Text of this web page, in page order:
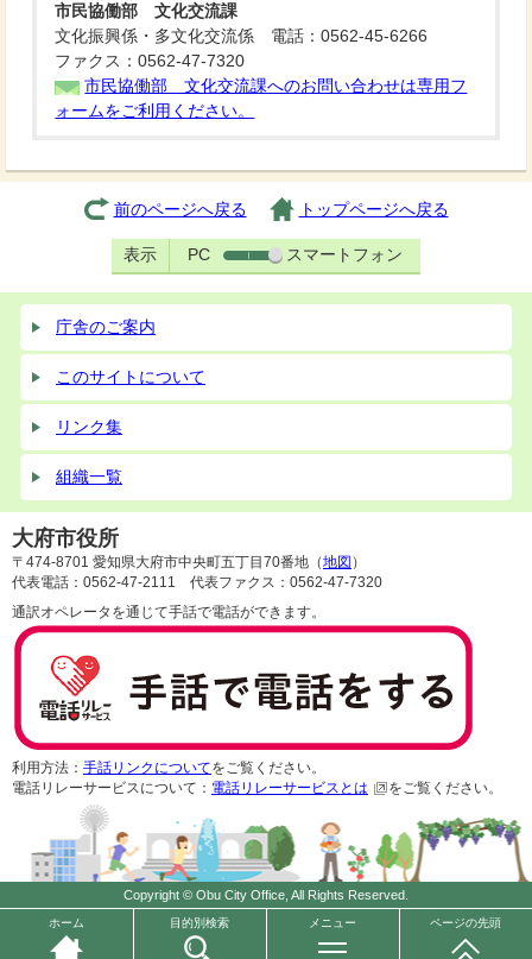
市民協働部 文化交流課
文化振興係・多文化交流係 電話：0562-45-6266
ファクス：0562-47-7320
市民協働部 文化交流課へのお問い合わせは専用フ
ォームをご利用ください。
前のページへ戻る トップページへ戻る
表示 PC スマートフォン
ホーム 目的別検索 メニュー ページの先頭
庁舎のご案内
このサイトについて
リンク集
組織一覧
大府市役所
〒474-8701 愛知県大府市中央町五丁目70番地（地図 ）
代表電話：0562-47-2111 代表ファクス：0562-47-7320
通訳オペレータを通じて手話で電話ができます。
利用方法： 手話リンクについてをご覧ください。
電話リレーサービスについて： 電話リレーサービスとは をご覧ください。
Copyright © Obu City Office, All Rights Reserved.